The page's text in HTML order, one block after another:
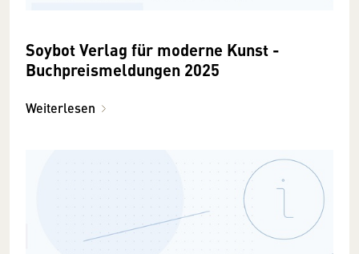
Soybot Verlag für moderne Kunst -
Buchpreismeldungen 2025
Weiterlesen